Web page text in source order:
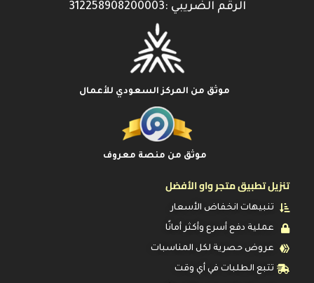
الرقم الضريبي :312258908200003
موثق من المركز السعودي للأعمال
موثق من منصة معروف
تنزيل تطبيق متجر واو الأفضل
تنبيهات انخفاض الأسعار
عملية دفع أسرع وأكثر أمانًا
عروض حصرية لكل المناسبات
تتبع الطلبات في أي وقت